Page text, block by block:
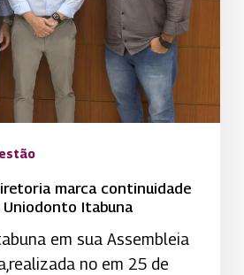
marca continuidade
Itabuna
em sua Assembleia
no em 25 de